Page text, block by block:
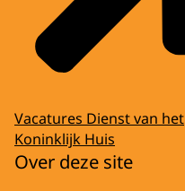
Vacatures Dienst van het
Koninklijk Huis
Over deze site